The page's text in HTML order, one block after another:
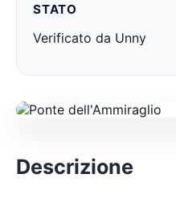
STATO
Verificato da Unny
Descrizione